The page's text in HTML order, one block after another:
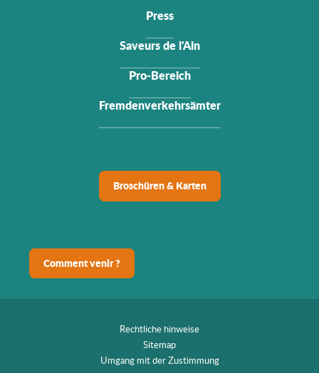
Press
Saveurs de l'Ain
Pro-Bereich
Fremdenverkehrsämter
Broschüren & Karten
Comment venir ?
Rechtliche hinweise
Sitemap
Umgang mit der Zustimmung